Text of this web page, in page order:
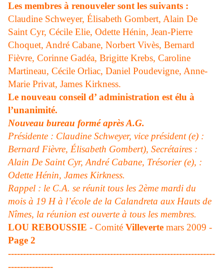
Les membres à renouveler sont les suivants :
Claudine Schweyer, Élisabeth Gombert, Alain De
Saint Cyr, Cécile Elie, Odette Hénin, Jean-Pierre
Choquet, André Cabane, Norbert Vivès, Bernard
Fièvre, Corinne Gadéa, Brigitte Krebs, Caroline
Martineau, Cécile Orliac, Daniel Poudevigne, Anne-
Marie Privat, James Kirkness.
Le nouveau conseil d’ administration est élu à
l’unanimité.
Nouveau bureau formé après A.G.
Présidente : Claudine Schweyer, vice président (e) :
Bernard Fièvre, Élisabeth Gombert), Secrétaires :
Alain De Saint Cyr, André Cabane, Trésorier (e), :
Odette Hénin, James Kirkness.
Rappel : le C.A. se réunit tous les 2ème mardi du
mois à 19 H à l’école de la Calandreta aux Hauts de
Nîmes, la réunion est ouverte à tous les membres.
LOU REBOUSSIE - Comité Villeverte mars 2009 -
Page 2
---------------------------------------------------------------------
---------------